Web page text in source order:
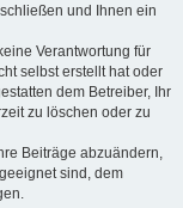
und Ihnen ein
Verantwortung für
selbst erstellt hat oder
dem Betreiber, Ihr
zu löschen oder zu
Beiträge abzuändern,
sind, dem